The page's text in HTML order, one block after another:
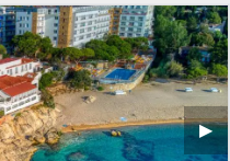
▶︎